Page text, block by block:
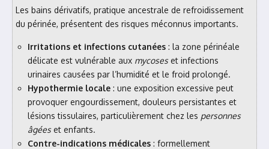
Les bains dérivatifs, pratique ancestrale de refroidissement
du périnée, présentent des risques méconnus importants.
Irritations et infections cutanées : la zone périnéale
délicate est vulnérable aux mycoseset infections
urinaires causées par l’humidité et le froid prolongé.
Hypothermie locale : une exposition excessive peut
provoquer engourdissement, douleurs persistantes et
lésions tissulaires, particulièrement chez les personnes
âgéeset enfants.
Contre-indications médicales : formellement